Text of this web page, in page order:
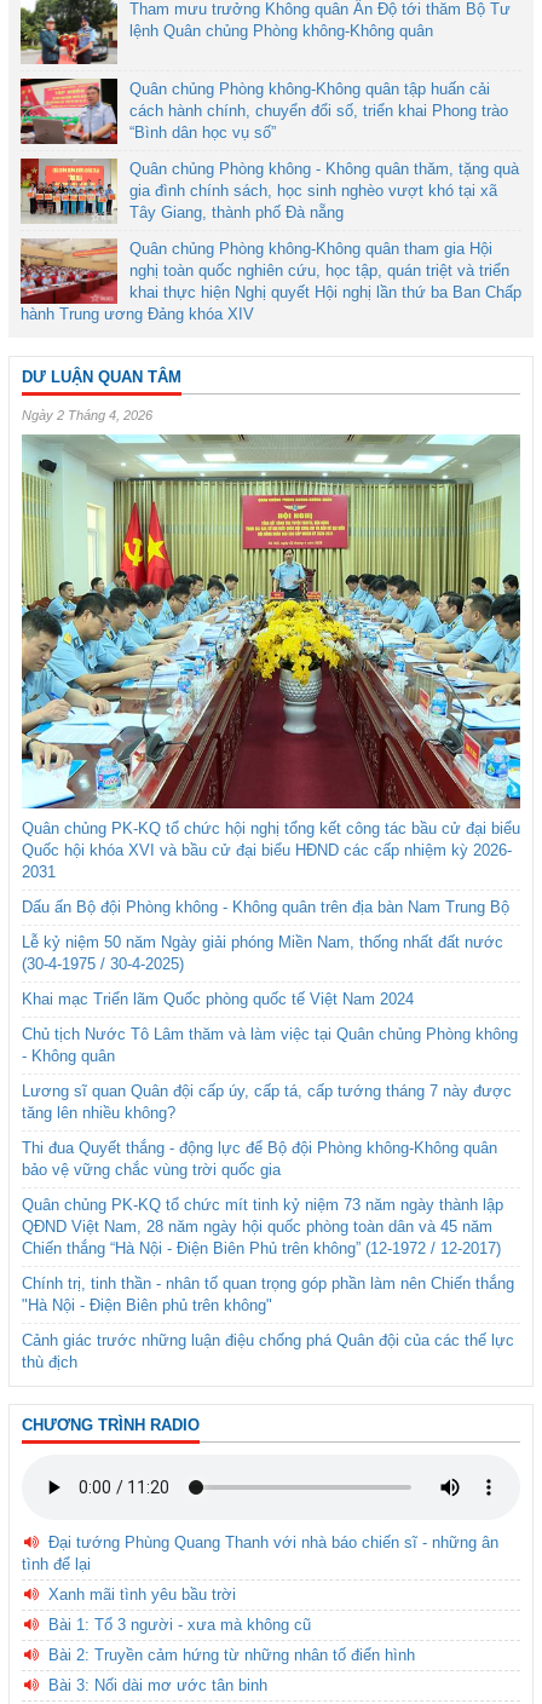
Tham mưu trưởng Không quân Ấn Độ tới thăm Bộ Tư
lệnh Quân chủng Phòng không-Không quân
Quân chủng Phòng không-Không quân tập huấn cải
cách hành chính, chuyển đổi số, triển khai Phong trào
“Bình dân học vụ số”
Quân chủng Phòng không - Không quân thăm, tặng quà
gia đình chính sách, học sinh nghèo vượt khó tại xã
Tây Giang, thành phố Đà nẵng
Quân chủng Phòng không-Không quân tham gia Hội
nghị toàn quốc nghiên cứu, học tập, quán triệt và triển
khai thực hiện Nghị quyết Hội nghị lần thứ ba Ban Chấp
hành Trung ương Đảng khóa XIV
DƯ LUẬN QUAN TÂM
Ngày 2 Tháng 4, 2026
Quân chủng PK-KQ tổ chức hội nghị tổng kết công tác bầu cử đại biểu
Quốc hội khóa XVI và bầu cử đại biểu HĐND các cấp nhiệm kỳ 2026-
2031
Dấu ấn Bộ đội Phòng không - Không quân trên địa bàn Nam Trung Bộ
Lễ kỷ niệm 50 năm Ngày giải phóng Miền Nam, thống nhất đất nước
(30-4-1975 / 30-4-2025)
Khai mạc Triển lãm Quốc phòng quốc tế Việt Nam 2024
Chủ tịch Nước Tô Lâm thăm và làm việc tại Quân chủng Phòng không
- Không quân
Lương sĩ quan Quân đội cấp úy, cấp tá, cấp tướng tháng 7 này được
tăng lên nhiều không?
Thi đua Quyết thắng - động lực để Bộ đội Phòng không-Không quân
bảo vệ vững chắc vùng trời quốc gia
Quân chủng PK-KQ tổ chức mít tinh kỷ niệm 73 năm ngày thành lập
QĐND Việt Nam, 28 năm ngày hội quốc phòng toàn dân và 45 năm
Chiến thắng “Hà Nội - Điện Biên Phủ trên không” (12-1972 / 12-2017)
Chính trị, tinh thần - nhân tố quan trọng góp phần làm nên Chiến thắng
"Hà Nội - Điện Biên phủ trên không"
Cảnh giác trước những luận điệu chống phá Quân đội của các thế lực
thù địch
CHƯƠNG TRÌNH RADIO
Đại tướng Phùng Quang Thanh với nhà báo chiến sĩ - những ân
tình để lại
Xanh mãi tình yêu bầu trời
Bài 1: Tổ 3 người - xưa mà không cũ
Bài 2: Truyền cảm hứng từ những nhân tố điển hình
Bài 3: Nối dài mơ ước tân binh